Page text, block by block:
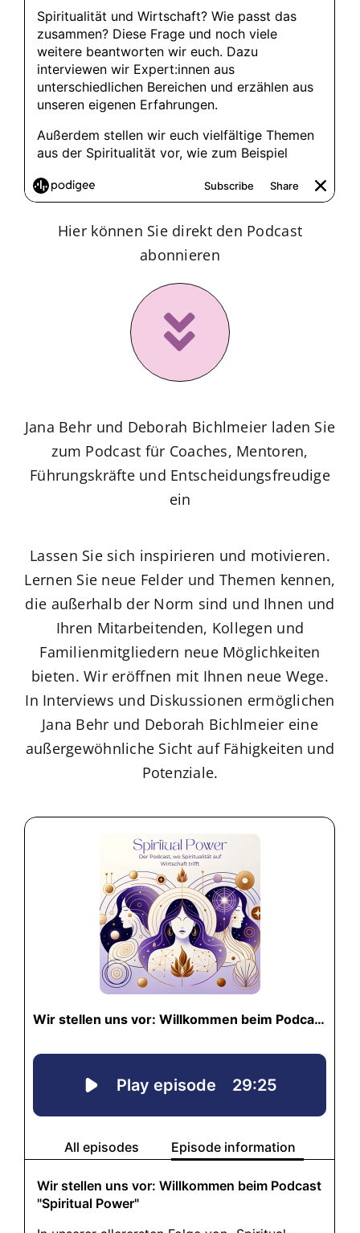
Hier können Sie direkt den Podcast
abonnieren
Jana Behr und Deborah Bichlmeier laden Sie
zum Podcast für Coaches, Mentoren,
Führungskräfte und Entscheidungsfreudige
ein
Lassen Sie sich inspirieren und motivieren.
Lernen Sie neue Felder und Themen kennen,
die außerhalb der Norm sind und Ihnen und
Ihren Mitarbeitenden, Kollegen und
Familienmitgliedern neue Möglichkeiten
bieten. Wir eröffnen mit Ihnen neue Wege.
In Interviews und Diskussionen ermöglichen
Jana Behr und Deborah Bichlmeier eine
außergewöhnliche Sicht auf Fähigkeiten und
Potenziale.